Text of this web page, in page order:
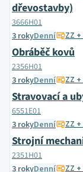
dřevostavby)
3666H01
3 rokyDenní ZZ
Obráběč kovů
2356H01
3 rokyDenní ZZ
Stravovací a
6551E01
3 rokyDenní ZZ
Strojní
2351H01
3 rokyDenní ZZ